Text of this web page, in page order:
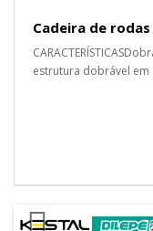
Cadeira de
estrutura dobrável em